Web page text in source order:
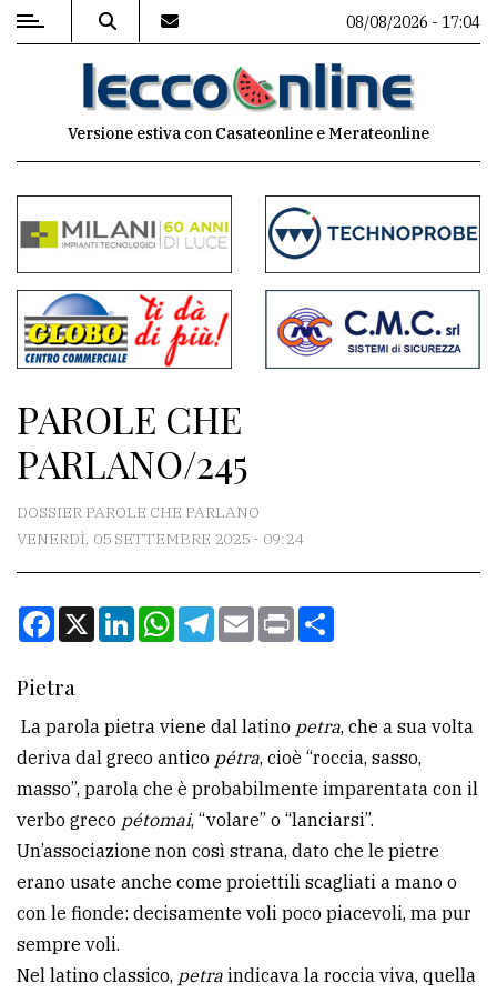
MENU
commenti
Contenuti
del
sito
Meteo
CONTATTI
Scrivici
la
tua
pubblicità
CERCA
Cerca
per
comune
08/08/2026 - 17:04
Versione estiva con Casateonline e Merateonline
PAROLE CHE
PARLANO/245
DOSSIER PAROLE CHE PARLANO
VENERDÌ, 05 SETTEMBRE 2025 - 09:24
Facebook
X LinkedInWhatsApp
Telegram
EmailPrint
Pietra
La parola pietra viene dal latino petra, che a sua volta
deriva dal greco antico pétra, cioè “roccia, sasso,
masso”, parola che è probabilmente imparentata con il
verbo greco pétomai, “volare” o “lanciarsi”.
Un’associazione non così strana, dato che le pietre
erano usate anche come proiettili scagliati a mano o
con le fionde: decisamente voli poco piacevoli, ma pur
sempre voli.
Nel latino classico, petra indicava la roccia viva, quella